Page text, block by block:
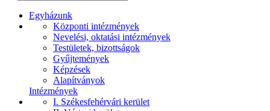
Egyházunk
Központi intézmények
Nevelési, oktatási intézmények
Testületek, bizottságok
Gyűjtemények
Képzések
Alapítványok
Intézmények
I. Székesfehérvári kerület